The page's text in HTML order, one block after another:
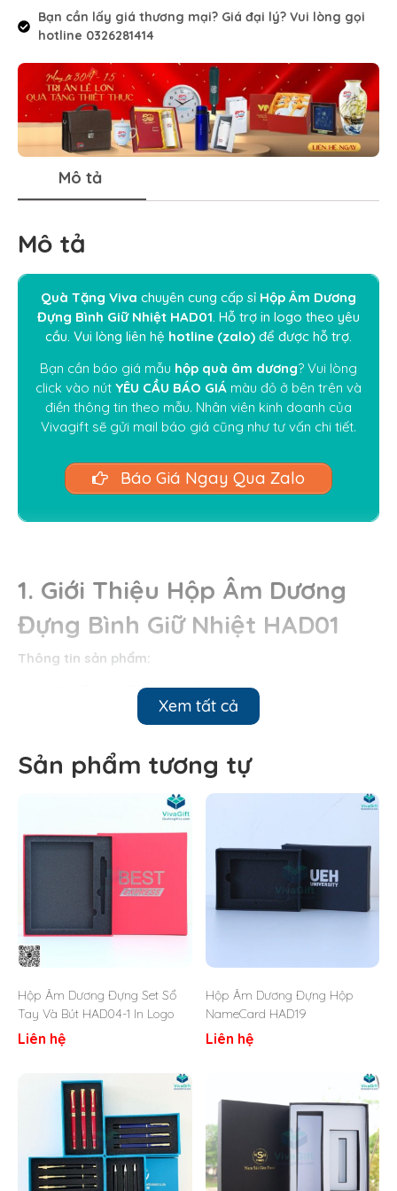
Bạn cần lấy giá thương mại? Giá đại lý? Vui lòng gọi
hotline 0326281414
Mô tả
Mô tả
Quà Tặng Viva chuyên cung cấp sỉ Hộp Âm Dương
Đựng Bình Giữ Nhiệt HAD01 . Hỗ trợ in logo theo yêu
cầu. Vui lòng liên hệ hotline (zalo) để được hỗ trợ.
Bạn cần báo giá mẫu hộp quà âm dương? Vui lòng
click vào nút YÊU CẦU BÁO GIÁ màu đỏ ở bên trên và
điền thông tin theo mẫu. Nhân viên kinh doanh của
Vivagift sẽ gửi mail báo giá cũng như tư vấn chi tiết.
Báo Giá Ngay Qua Zalo
1. Giới Thiệu Hộp Âm Dương
Đựng Bình Giữ Nhiệt HAD01
Thông tin sản phẩm:
Kích Thước: Theo yêu cầu
Chất liệu: Giấy mỹ thuật, Giấy Couche in offset.
Đặt Thương Hiệu: In logo theo yêu cầu
Màu sắc: Nhiều màu
Hộp quà âm dươnglà một trong những hộp quà tặng cao
cấp đựng những món quà tặng hiện nay. Hộp được thiết kể
Xem tất cả
Sản phẩm tương tự
Hộp Âm Dương Đựng Set Sổ
Tay Và Bút HAD04-1 In Logo
Liên hệ
Hộp Âm Dương Đựng Hộp
NameCard HAD19
Liên hệ